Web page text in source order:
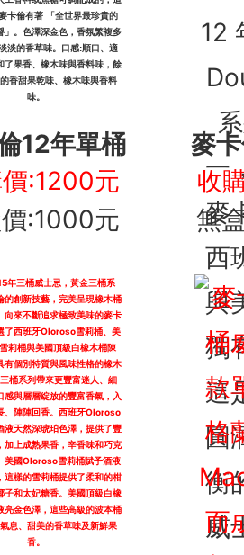
12年單桶
麥
:1200元
:1000元
收
無